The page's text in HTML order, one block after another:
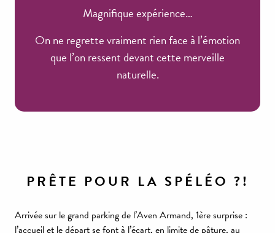
Magnifique expérience…
On ne regrette vraiment rien face à l’émotion
que l’on ressent devant cette merveille
naturelle.
PRÊTE POUR LA SPÉLÉO ?!
Arrivée sur le grand parking de l’Aven Armand, 1ère surprise :
l’accueil et le départ se font à l’écart, en limite de pâture, au